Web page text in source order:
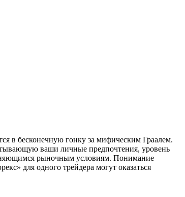
в бесконечную гонку за мифическим Граалем.
ваши личные предпочтения, уровень
рыночным условиям. Понимание
для одного трейдера могут оказаться